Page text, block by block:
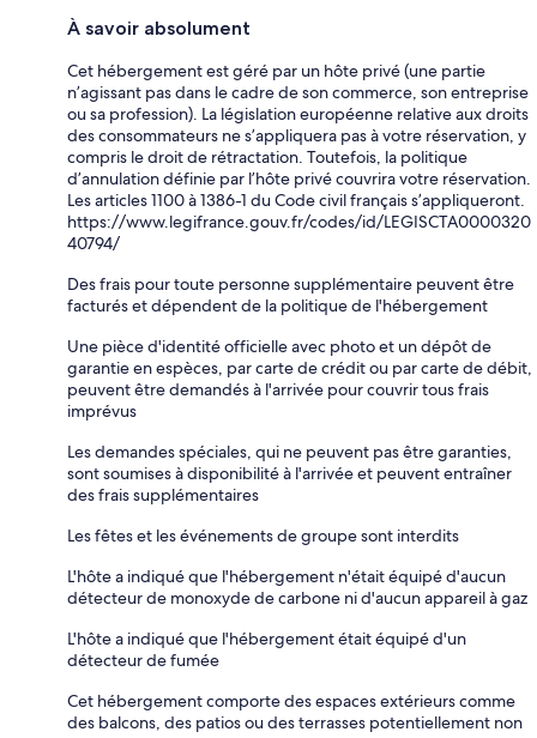
À savoir absolument
Cet hébergement est géré par un hôte privé (une partie
n’agissant pas dans le cadre de son commerce, son entreprise
ou sa profession). La législation européenne relative aux droits
des consommateurs ne s’appliquera pas à votre réservation, y
compris le droit de rétractation. Toutefois, la politique
d’annulation définie par l’hôte privé couvrira votre réservation.
Les articles 1100 à 1386-1 du Code civil français s’appliqueront.
https://www.legifrance.gouv.fr/codes/id/LEGISCTA0000320
40794/
Des frais pour toute personne supplémentaire peuvent être
facturés et dépendent de la politique de l'hébergement
Une pièce d'identité officielle avec photo et un dépôt de
garantie en espèces, par carte de crédit ou par carte de débit,
peuvent être demandés à l'arrivée pour couvrir tous frais
imprévus
Les demandes spéciales, qui ne peuvent pas être garanties,
sont soumises à disponibilité à l'arrivée et peuvent entraîner
des frais supplémentaires
Les fêtes et les événements de groupe sont interdits
L'hôte a indiqué que l'hébergement n'était équipé d'aucun
détecteur de monoxyde de carbone ni d'aucun appareil à gaz
L'hôte a indiqué que l'hébergement était équipé d'un
détecteur de fumée
Cet hébergement comporte des espaces extérieurs comme
des balcons, des patios ou des terrasses potentiellement non